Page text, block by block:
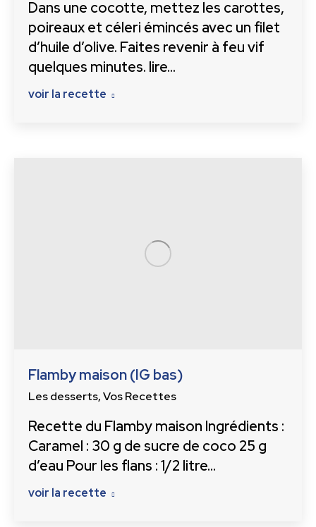
Dans une cocotte, mettez les carottes,
poireaux et céleri émincés avec un filet
d’huile d’olive. Faites revenir à feu vif
quelques minutes. lire…
voir la recette
Flamby maison (IG bas)
Les desserts,Vos Recettes
Recette du Flamby maison Ingrédients :
Caramel : 30 g de sucre de coco 25 g
d’eau Pour les flans : 1/2 litre…
voir la recette